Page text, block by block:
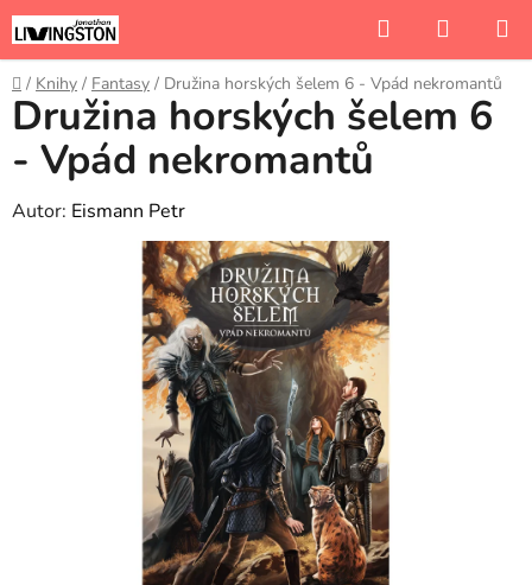
Přejít
na
obsah
Hledat
KOŠÍK
Domů
/ Knihy / Fantasy / Družina horských šelem 6 - Vpád nekromantů
Družina horských šelem 6
- Vpád nekromantů
Autor: Eismann Petr